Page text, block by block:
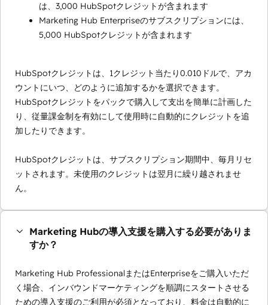
は、3,000 HubSpotクレジットが含まれます
Marketing Hub Enterpriseのサブスクリプションには、
5,000 HubSpotクレジットが含まれます
HubSpotクレジットは、1クレジット当たり0.010ドルで、アカ
ウントにいつ、どのように追加するかを選択できます。
HubSpotクレジットをパックで購入して支出を簡単に計画した
り、従量課金制を有効にして使用時に自動的にクレジットを追
加したりできます。
HubSpotクレジットは、サブスクリプション期間中、毎月リセ
ットされます。未使用のクレジットは翌月に繰り越されませ
ん。
Marketing Hubの導入支援を購入する必要がありま
すか？
Marketing Hub ProfessionalまたはEnterpriseをご購入いただ
く場合、インバウンドマーケティングを順調にスタートさせる
ための導入支援のご利用が必須となっており、料金は自動的に